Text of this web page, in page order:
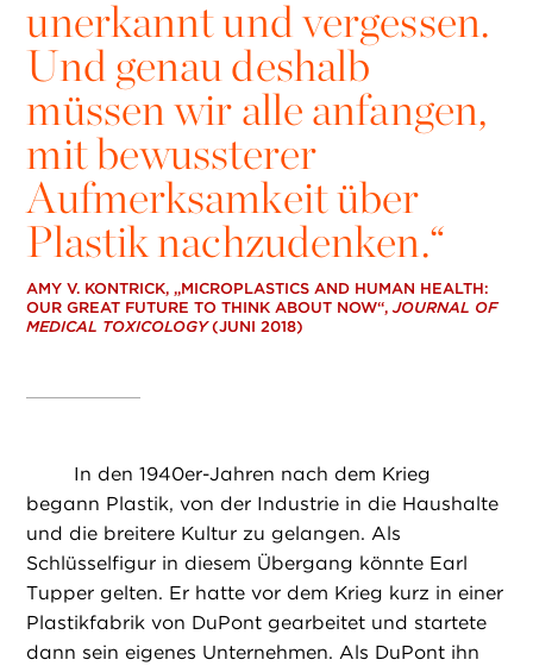
unerkannt und vergessen.
Und genau deshalb
müssen wir alle anfangen,
mit bewussterer
Aufmerksamkeit über
Plastik nachzudenken.“
AMY V. KONTRICK, „MICROPLASTICS AND HUMAN HEALTH:
OUR GREAT FUTURE TO THINK ABOUT NOW“,JOURNAL OF
MEDICAL TOXICOLOGY(JUNI 2018)
In den 1940er-Jahren nach dem Krieg
begann Plastik, von der Industrie in die Haushalte
und die breitere Kultur zu gelangen. Als
Schlüsselfigur in diesem Übergang könnte Earl
Tupper gelten. Er hatte vor dem Krieg kurz in einer
Plastikfabrik von DuPont gearbeitet und startete
dann sein eigenes Unternehmen. Als DuPont ihn